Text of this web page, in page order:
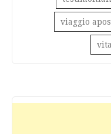
viaggio